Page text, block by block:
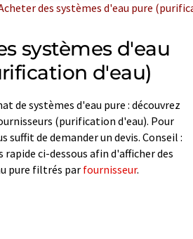
des systèmes d'eau pure
systèmes d'eau
d'eau)
de systèmes d'eau pure : découvrez
(purification d'eau). Pour
suffit de demander un devis. Conseil :
rapide ci-dessous afin d'afficher des
pure filtrés parfournisseur.